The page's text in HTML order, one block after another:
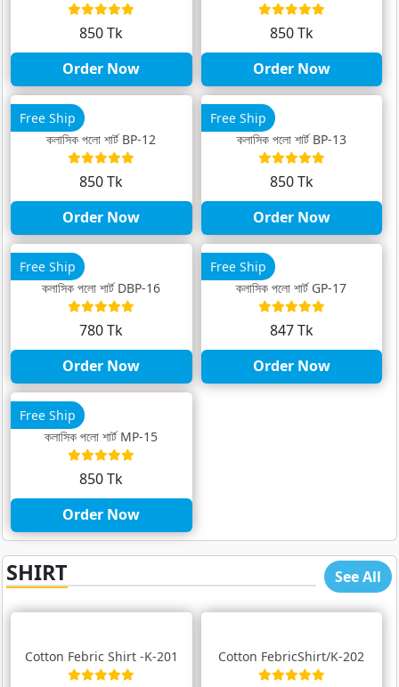
850 Tk
Order Now
850 Tk
Order Now
Free Ship
ক্লাসিক পলো শার্ট BP-12
850 Tk
Order Now
Free Ship
ক্লাসিক পলো শার্ট BP-13
850 Tk
Order Now
Free Ship
ক্লাসিক পলো শার্ট DBP-16
780 Tk
Order Now
Free Ship
ক্লাসিক পলো শার্ট GP-17
847 Tk
Order Now
Free Ship
ক্লাসিক পলো শার্ট MP-15
850 Tk
Order Now
SHIRT See All
Cotton Febric Shirt -K-201 Cotton FebricShirt/K-202